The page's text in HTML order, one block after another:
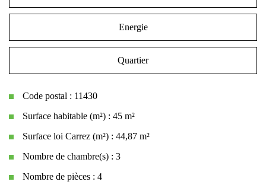
Energie
Quartier
Code postal : 11430
Surface habitable (m²) : 45 m²
Surface loi Carrez (m²) : 44,87 m²
Nombre de chambre(s) : 3
Nombre de pièces : 4